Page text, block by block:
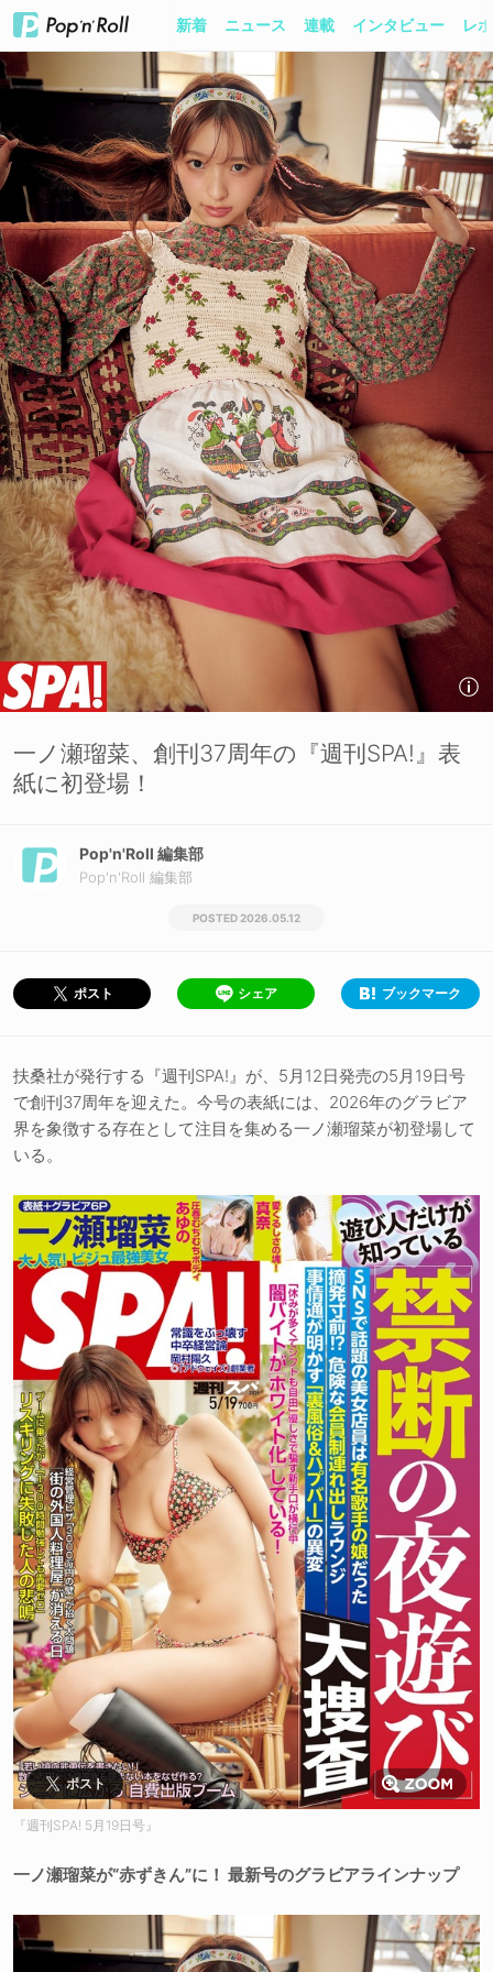
新着 ニュース 連載 インタビュー レ
一ノ瀬瑠菜、創刊37周年の『週刊SPA!』表
紙に初登場！
Pop'n'Roll 編集部
Pop'n'Roll 編集部
2026.05.12
ポスト シェア ブックマーク
扶桑社が発行する『週刊SPA!』が、5月12日発売の5月19日号
で創刊37周年を迎えた。今号の表紙には、2026年のグラビア
界を象徴する存在として注目を集める一ノ瀬瑠菜が初登場して
いる。
ポスト
『週刊SPA! 5月19日号』
一ノ瀬瑠菜が“赤ずきん”に！ 最新号のグラビアラインナップ